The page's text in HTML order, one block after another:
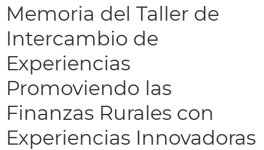
Memoria del Taller de
Intercambio de
Experiencias
Promoviendo las
Finanzas Rurales con
Experiencias Innovadoras